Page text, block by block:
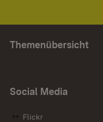
Themenübersicht
Social Media
Flickr